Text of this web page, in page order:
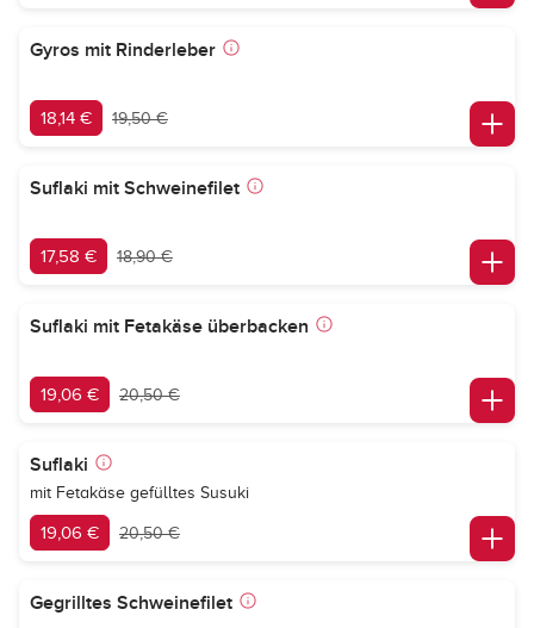
Gyros mit Rinderleber
18,14 € 19,50 €
Suflaki mit Schweinefilet
17,58 € 18,90 €
Suflaki mit Fetakäse überbacken
19,06 € 20,50 €
Suflaki
mit Fetakäse gefülltes Susuki
19,06 € 20,50 €
Gegrilltes Schweinefilet